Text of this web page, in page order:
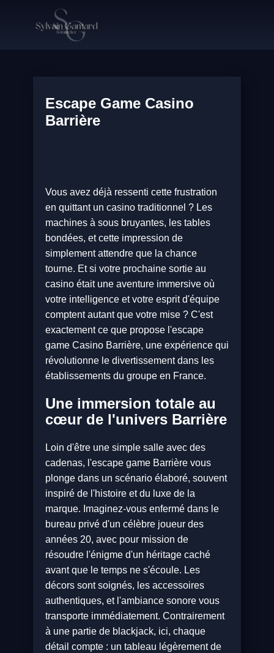
Escape Game Casino
Barrière
Vous avez déjà ressenti cette frustration
en quittant un casino traditionnel ? Les
machines à sous bruyantes, les tables
bondées, et cette impression de
simplement attendre que la chance
tourne. Et si votre prochaine sortie au
casino était une aventure immersive où
votre intelligence et votre esprit d'équipe
comptent autant que votre mise ? C'est
exactement ce que propose l'escape
game Casino Barrière, une expérience qui
révolutionne le divertissement dans les
établissements du groupe en France.
Une immersion totale au
cœur de l'univers Barrière
Loin d'être une simple salle avec des
cadenas, l'escape game Barrière vous
plonge dans un scénario élaboré, souvent
inspiré de l'histoire et du luxe de la
marque. Imaginez-vous enfermé dans le
bureau privé d'un célèbre joueur des
années 20, avec pour mission de
résoudre l'énigme d'un héritage caché
avant que le temps ne s'écoule. Les
décors sont soignés, les accessoires
authentiques, et l'ambiance sonore vous
transporte immédiatement. Contrairement
à une partie de blackjack, ici, chaque
détail compte : un tableau légèrement de